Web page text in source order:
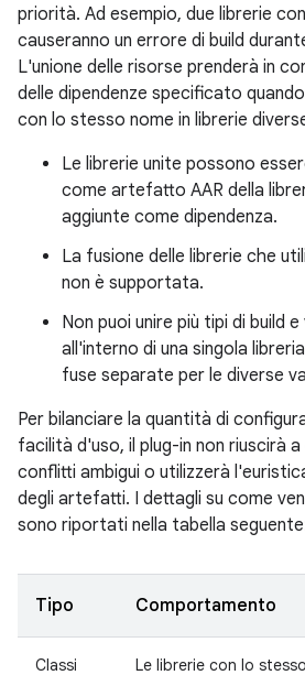
priorità. Ad esempio, due librerie
causeranno un errore di build
L'unione delle risorse prenderà in
delle dipendenze specificato
con lo stesso nome in librerie
Le librerie unite possono
come artefatto AAR della
aggiunte come dipendenza.
La fusione delle librerie che
non è supportata.
Non puoi unire più tipi di build
all'interno di una singola
fuse separate per le diverse
Per bilanciare la quantità di
facilità d'uso, il plug-in non riuscirà
conflitti ambigui o utilizzerà
degli artefatti. I dettagli su come
sono riportati nella tabella
Tipo Comportamento
Classi Le librerie con lo